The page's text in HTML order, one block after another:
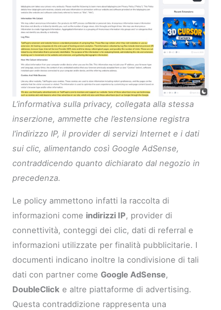
L’informativa sulla privacy, collegata alla stessa
inserzione, ammette che l’estensione registra
l’indirizzo IP, il provider di servizi Internet e i dati
sui clic, alimentando così Google AdSense,
contraddicendo quanto dichiarato dal negozio in
precedenza.
Le policy ammettono infatti la raccolta di
informazioni come indirizzi IP, provider di
connettività, conteggi dei clic, dati di referral e
informazioni utilizzate per finalità pubblicitarie. I
documenti indicano inoltre la condivisione di tali
dati con partner come Google AdSense,
DoubleClick e altre piattaforme di advertising.
Questa contraddizione rappresenta una